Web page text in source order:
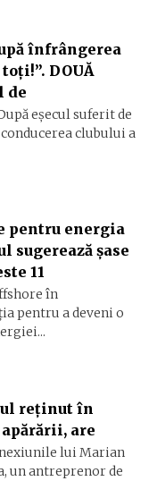
înfrângerea
DOUĂ
de
eșecul suferit de
clubului a
pentru energia
sugerează șase
11
în
pentru a deveni o
reținut în
are
lui Marian
un antreprenor de